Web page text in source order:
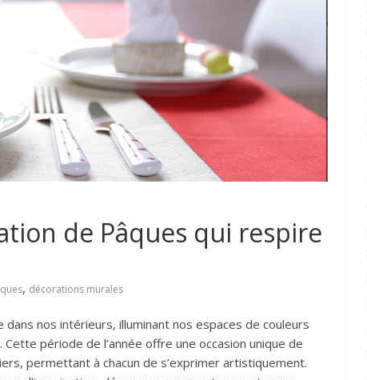
de Pâques qui respire
, décorations murales
dans nos intérieurs, illuminant nos espaces de couleurs
période de l’année offre une occasion unique de
permettant à chacun de s’exprimer artistiquement.